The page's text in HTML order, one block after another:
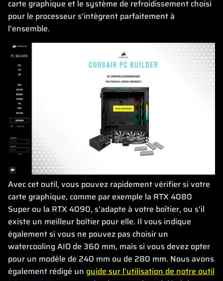
carte graphique et le système de refroidissement choisi
pour le processeur s'intègrent parfaitement à
l'ensemble.
Avec cet outil, vous pouvez rapidement vérifier si votre
carte graphique, comme par exemple la RTX 4080
Super ou la RTX 4090, s'adapte à votre boîtier, ou s'il
existe un meilleur boîtier pour elle. Il vous indique
également si vous ne pouvez pas choisir un
watercooling AIO de 360 mm, mais si vous devez opter
pour un modèle de 240 mm ou de 280 mm. Nous avons
également rédigé un guide sur l'utilisation de notre outil